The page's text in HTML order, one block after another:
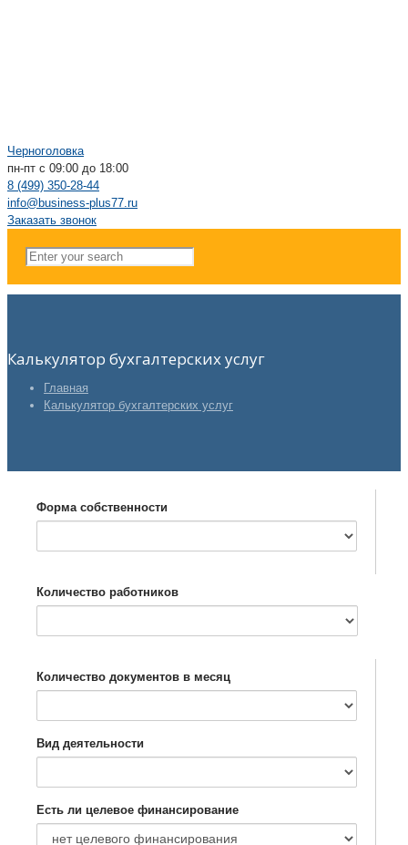
Черноголовка
пн-пт с 09:00 до 18:00
8 (499) 350-28-44
info@business-plus77.ru
Заказать звонок
Калькулятор бухгалтерских услуг
Главная
Калькулятор бухгалтерских услуг
Форма собственности
Количество работников
Количество документов в месяц
Вид деятельности
Есть ли целевое финансирование